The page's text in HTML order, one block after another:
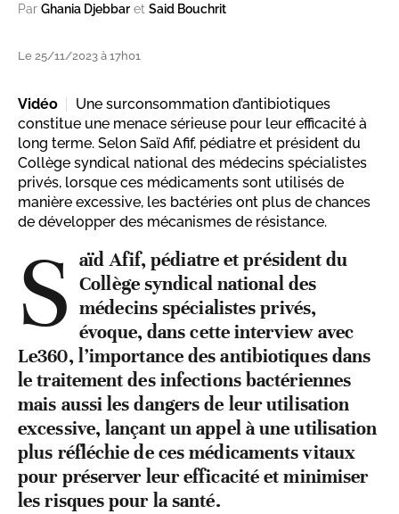
Par Ghania Djebbar et Said Bouchrit
Le 25/11/2023 à 17h01
Vidéo
Une surconsommation d’antibiotiques
constitue une menace sérieuse pour leur efficacité à
long terme. Selon Saïd Afif, pédiatre et président du
Collège syndical national des médecins spécialistes
privés, lorsque ces médicaments sont utilisés de
manière excessive, les bactéries ont plus de chances
de développer des mécanismes de résistance.
S aïd Afif, pédiatre et président du
Collège syndical national des
médecins spécialistes privés,
évoque, dans cette interview avec
Le360, l’importance des antibiotiques dans
le traitement des infections bactériennes
mais aussi les dangers de leur utilisation
excessive, lançant un appel à une utilisation
plus réfléchie de ces médicaments vitaux
pour préserver leur efficacité et minimiser
les risques pour la santé.